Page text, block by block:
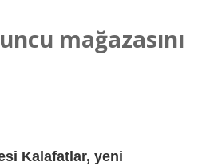
mağazasını
Kalafatlar, yeni